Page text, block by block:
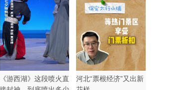
《游西湖》这段喷火直
河北“票根经济”又出新